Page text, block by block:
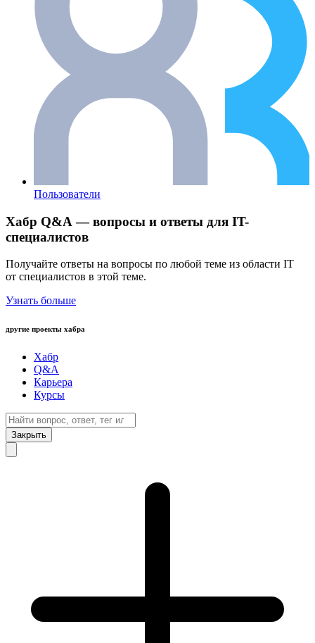
Пользователи
Хабр Q&A — вопросы и ответы для IT-
специалистов
Получайте ответы на вопросы по любой теме из области IT
от специалистов в этой теме.
Узнать больше
другие проекты хабра
Хабр
Q&A
Карьера
Курсы
Закрыть